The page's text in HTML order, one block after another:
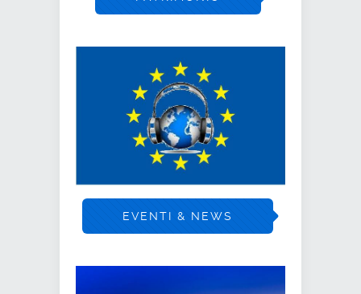
EVENTI & NEWS